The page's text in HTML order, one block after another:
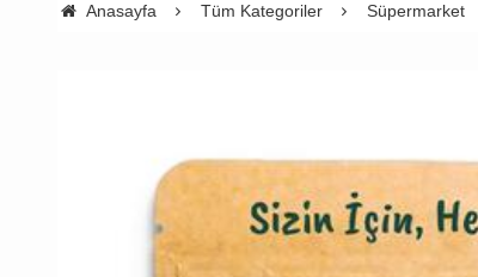
Anasayfa Tüm Kategoriler Süpermarket